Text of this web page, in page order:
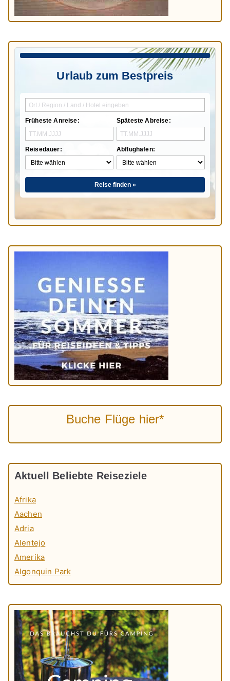
Urlaub zum Bestpreis
Früheste Anreise:
Reisedauer:
Späteste Abreise:
Abflughafen:
Reise finden »
Buche Flüge hier*
Aktuell Beliebte Reiseziele
Afrika
Aachen
Adria
Alentejo
Amerika
Algonquin Park